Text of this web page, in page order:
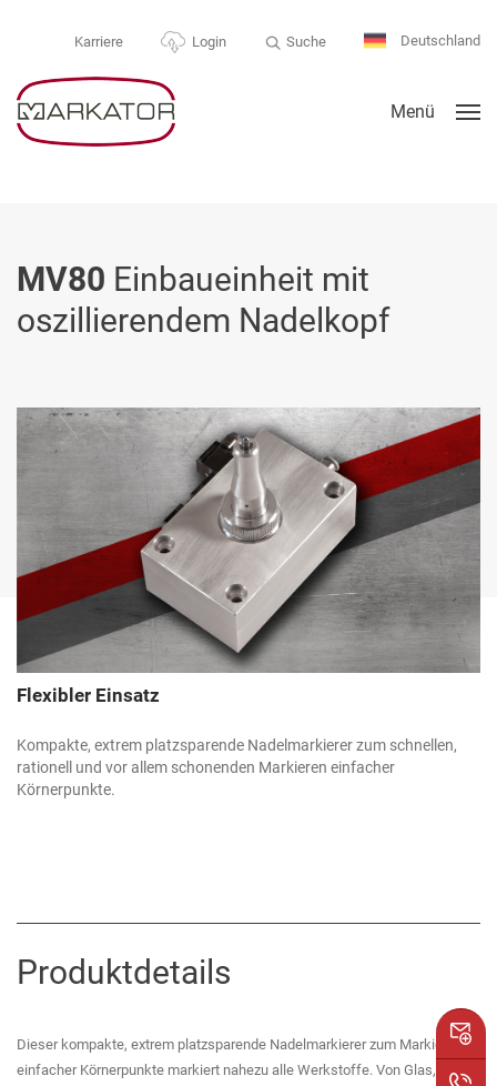
Karriere Login Suche Deutschland
Menü
MV80 Einbaueinheit mit
oszillierendem Nadelkopf
Flexibler Einsatz
Kompakte, extrem platzsparende Nadelmarkierer zum schnellen,
rationell und vor allem schonenden Markieren einfacher
Körnerpunkte.
Produktdetails
Dieser kompakte, extrem platzsparende Nadelmarkierer zum Markieren
einfacher Körnerpunkte markiert nahezu alle Werkstoffe. Von Glas, Alu